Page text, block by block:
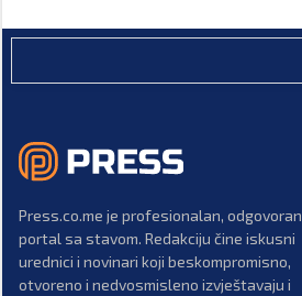
Press.co.me je profesionalan, odgovoran
portal sa stavom. Redakciju čine iskusni
urednici i novinari koji beskompromisno,
otvoreno i nedvosmisleno izvještavaju i